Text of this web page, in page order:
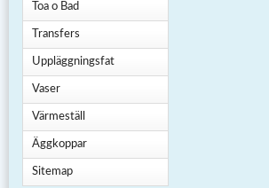
Toa o Bad
Transfers
Uppläggningsfat
Vaser
Värmeställ
Äggkoppar
Sitemap